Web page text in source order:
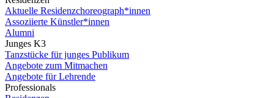
Aktuelle Residenzchoreograph*innen
Assoziierte Künstler*innen
Alumni
Junges K3
Tanzstücke für junges Publikum
Angebote zum Mitmachen
Angebote für Lehrende
Professionals